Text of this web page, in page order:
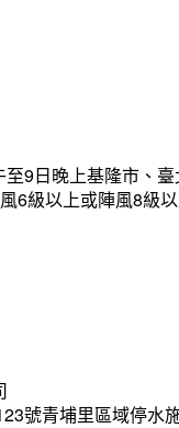
9日晚上基隆市、
6級以上或陣風8級
號青埔里區域停水